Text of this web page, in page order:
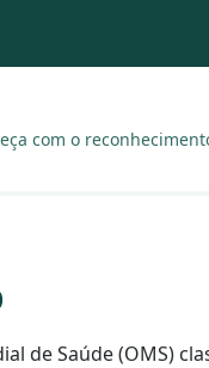
com o
de Saúde (OMS)